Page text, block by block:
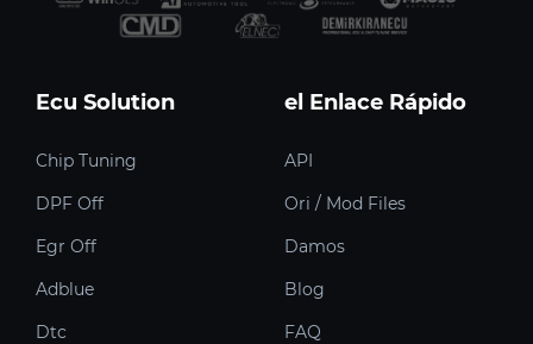
Ecu Solution
Chip Tuning
DPF Off
Egr Off
Adblue
Dtc
el Enlace Rápido
API
Ori / Mod Files
Damos
Blog
FAQ